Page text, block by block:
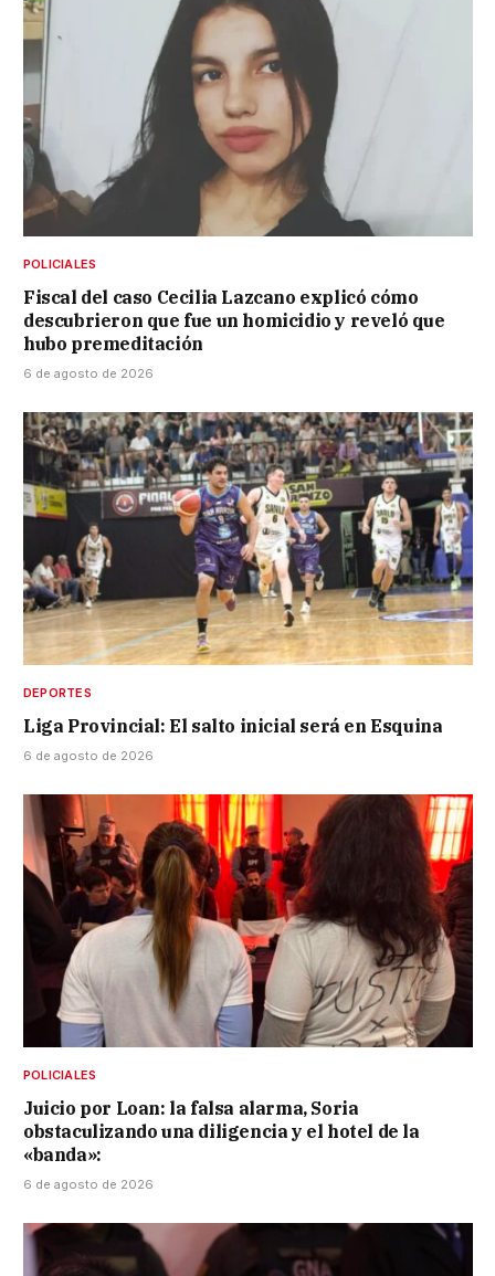
POLICIALES
Fiscal del caso Cecilia Lazcano explicó cómo
descubrieron que fue un homicidio y reveló que
hubo premeditación
6 de agosto de 2026
DEPORTES
Liga Provincial: El salto inicial será en Esquina
6 de agosto de 2026
POLICIALES
Juicio por Loan: la falsa alarma, Soria
obstaculizando una diligencia y el hotel de la
«banda»:
6 de agosto de 2026